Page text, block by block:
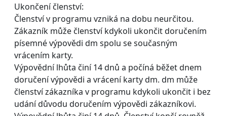
Ukončení členství:
Členství v programu vzniká na dobu neurčitou.
Zákazník může členství kdykoli ukončit doručením
písemné výpovědi dm spolu se současným
vrácením karty.
Výpovědní lhůta činí 14 dnů a počíná běžet dnem
doručení výpovědi a vrácení karty dm. dm může
členství zákazníka v programu kdykoli ukončit i bez
udání důvodu doručením výpovědi zákazníkovi.